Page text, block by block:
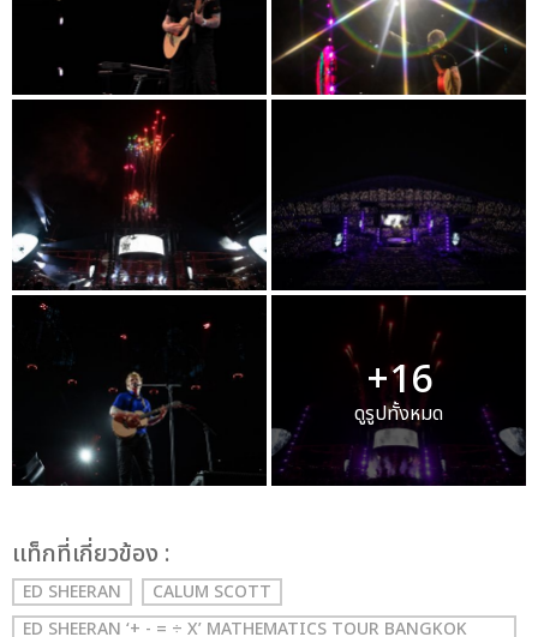
+16
ดูรูปทั้งหมด
เเท็กที่เกี่ยวข้อง :
ED SHEERAN
CALUM SCOTT
ED SHEERAN ‘+ - = ÷ X’ MATHEMATICS TOUR BANGKOK